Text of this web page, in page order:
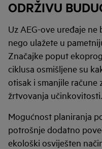
ODRŽIVU
Uz AEG-ove uređaje
nego ulažete u
Značajke poput
ciklusa osmišljene su
otisak i smanjile račune
žrtvovanja učinkovitosti.
Mogućnost planiranja
potrošnje dodatno
ekološki osviješten